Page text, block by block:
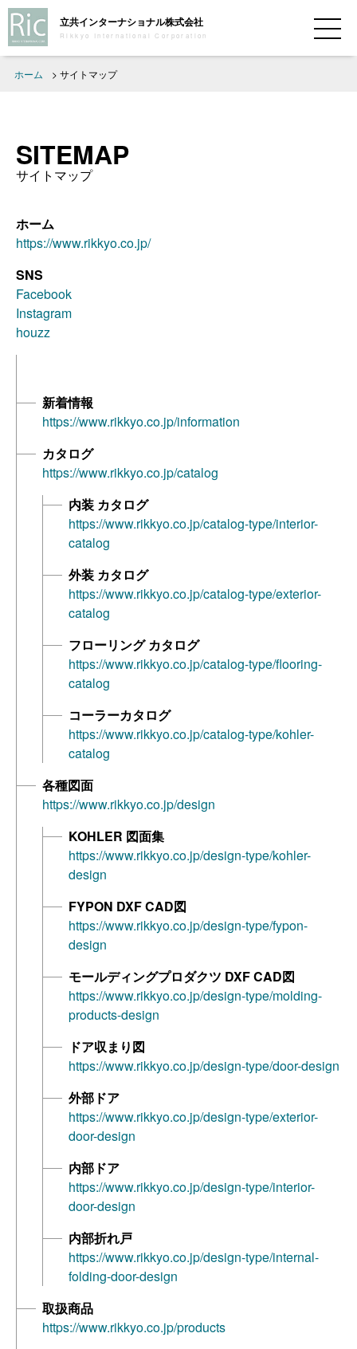
立共インターナショナル株式会社
Rikkyo International Corporation
ホーム > サイトマップ
SITEMAP
サイトマップ
ホーム
https://www.rikkyo.co.jp/
SNS
Facebook
Instagram
houzz
新着情報
https://www.rikkyo.co.jp/information
カタログ
https://www.rikkyo.co.jp/catalog
内装 カタログ
https://www.rikkyo.co.jp/catalog-type/interior-
catalog
外装 カタログ
https://www.rikkyo.co.jp/catalog-type/exterior-
catalog
フローリング カタログ
https://www.rikkyo.co.jp/catalog-type/flooring-
catalog
コーラーカタログ
https://www.rikkyo.co.jp/catalog-type/kohler-
catalog
各種図面
https://www.rikkyo.co.jp/design
KOHLER 図面集
https://www.rikkyo.co.jp/design-type/kohler-
design
FYPON DXF CAD図
https://www.rikkyo.co.jp/design-type/fypon-
design
モールディングプロダクツ DXF CAD図
https://www.rikkyo.co.jp/design-type/molding-
products-design
ドア収まり図
https://www.rikkyo.co.jp/design-type/door-design
外部ドア
https://www.rikkyo.co.jp/design-type/exterior-
door-design
内部ドア
https://www.rikkyo.co.jp/design-type/interior-
door-design
内部折れ戸
https://www.rikkyo.co.jp/design-type/internal-
folding-door-design
取扱商品
https://www.rikkyo.co.jp/products